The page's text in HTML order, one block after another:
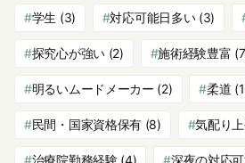
学生 (3) 対応可能日多い(3)
探究心が強い(2) 施術経験豊富
明るいムードメーカー (2) 柔道
民間・国家資格保有 (8) 気配り
治療院勤務経験(4) 深夜の対応